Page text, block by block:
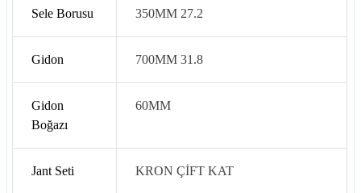
Sele Borusu 350MM 27.2
Gidon 700MM 31.8
Gidon
Boğazı
60MM
Jant Seti KRON ÇİFT KAT